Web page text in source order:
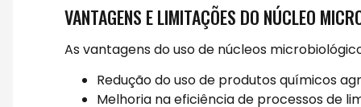
VANTAGENS E LIMITAÇÕES DO NÚCLEO
As vantagens do uso de núcleos
Redução do uso de produtos químicos
Melhoria na eficiência de processos de